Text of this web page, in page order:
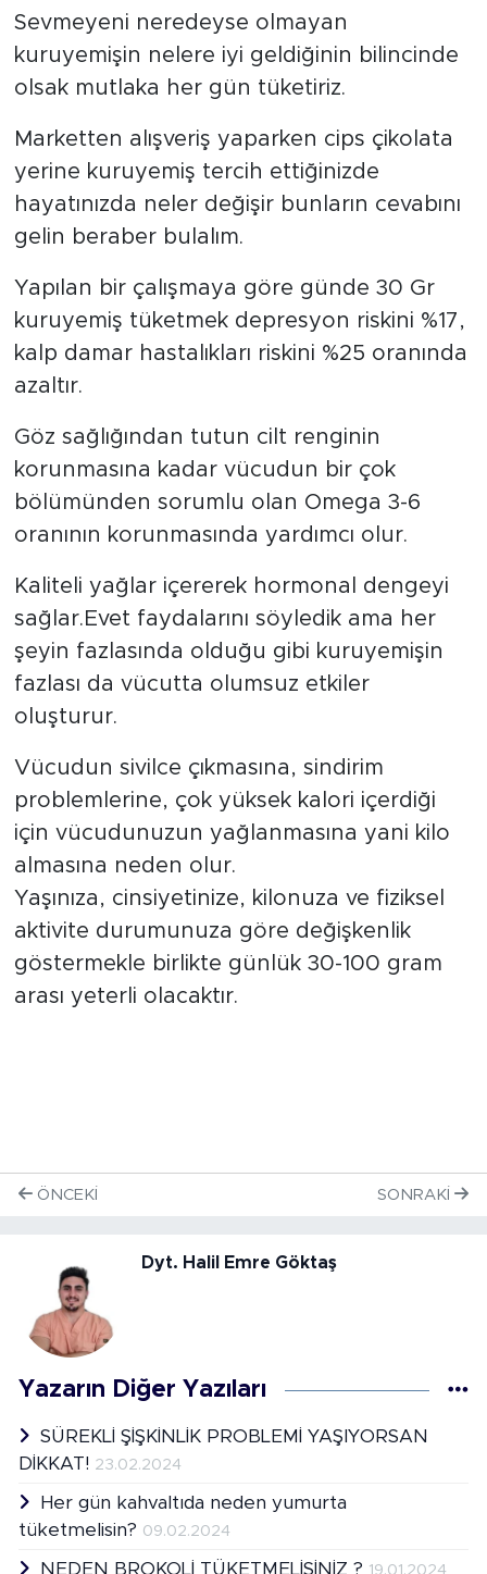
Sevmeyeni neredeyse olmayan
kuruyemişin nelere iyi geldiğinin bilincinde
olsak mutlaka her gün tüketiriz.
Marketten alışveriş yaparken cips çikolata
yerine kuruyemiş tercih ettiğinizde
hayatınızda neler değişir bunların cevabını
gelin beraber bulalım.
Yapılan bir çalışmaya göre günde 30 Gr
kuruyemiş tüketmek depresyon riskini %17,
kalp damar hastalıkları riskini %25 oranında
azaltır.
Göz sağlığından tutun cilt renginin
korunmasına kadar vücudun bir çok
bölümünden sorumlu olan Omega 3-6
oranının korunmasında yardımcı olur.
Kaliteli yağlar içererek hormonal dengeyi
sağlar.Evet faydalarını söyledik ama her
şeyin fazlasında olduğu gibi kuruyemişin
fazlası da vücutta olumsuz etkiler
oluşturur.
Vücudun sivilce çıkmasına, sindirim
problemlerine, çok yüksek kalori içerdiği
için vücudunuzun yağlanmasına yani kilo
almasına neden olur.
Yaşınıza, cinsiyetinize, kilonuza ve fiziksel
aktivite durumunuza göre değişkenlik
göstermekle birlikte günlük 30-100 gram
arası yeterli olacaktır.
ÖNCEKI SONRAKI
Dyt. Halil Emre Göktaş
Yazarın Diğer Yazıları
SÜREKLİ ŞİŞKİNLİK PROBLEMİ YAŞIYORSAN
DİKKAT! 23.02.2024
Her gün kahvaltıda neden yumurta
tüketmelisin? 09.02.2024
NEDEN BROKOLİ TÜKETMELİSİNİZ ? 19.01.2024